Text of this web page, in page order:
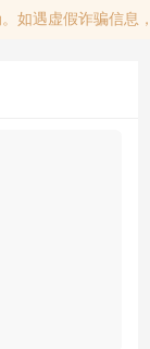
如遇虚假诈骗信息